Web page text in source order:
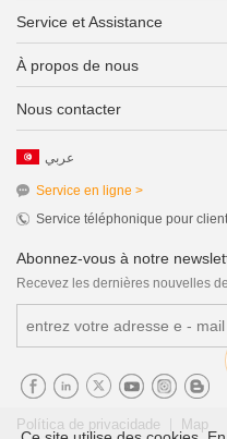
Service et Assistance
À propos de nous
Nous contacter
عربي
Service en ligne >
Service téléphonique pour
Abonnez-vous à notre
Recevez les dernières nouvelles
Política de privacidade | Map